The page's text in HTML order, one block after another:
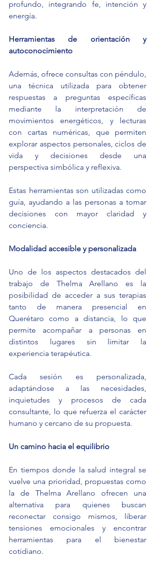
profundo, integrando fe, intención y
energía.
Herramientas de orientación y
autoconocimiento
Además, ofrece consultas con péndulo,
una técnica utilizada para obtener
respuestas a preguntas específicas
mediante la interpretación de
movimientos energéticos, y lecturas
con cartas numéricas, que permiten
explorar aspectos personales, ciclos de
vida y decisiones desde una
perspectiva simbólica y reflexiva.
Estas herramientas son utilizadas como
guía, ayudando a las personas a tomar
decisiones con mayor claridad y
conciencia.
Modalidad accesible y personalizada
Uno de los aspectos destacados del
trabajo de Thelma Arellano es la
posibilidad de acceder a sus terapias
tanto de manera presencial en
Querétaro como a distancia, lo que
permite acompañar a personas en
distintos lugares sin limitar la
experiencia terapéutica.
Cada sesión es personalizada,
adaptándose a las necesidades,
inquietudes y procesos de cada
consultante, lo que refuerza el carácter
humano y cercano de su propuesta.
Un camino hacia el equilibrio
En tiempos donde la salud integral se
vuelve una prioridad, propuestas como
la de Thelma Arellano ofrecen una
alternativa para quienes buscan
reconectar consigo mismos, liberar
tensiones emocionales y encontrar
herramientas para el bienestar
cotidiano.